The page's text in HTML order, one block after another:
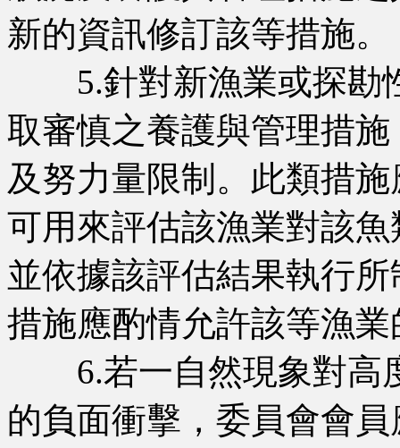
新的資訊修訂該等措施。
5.針對新漁業或探勘
取審慎之養護與管理措
及努力量限制。此類措
可用來評估該漁業對該
並依據該評估結果執行
措施應酌情允許該等漁
6.若一自然現象對高
的負面衝擊，委員會會